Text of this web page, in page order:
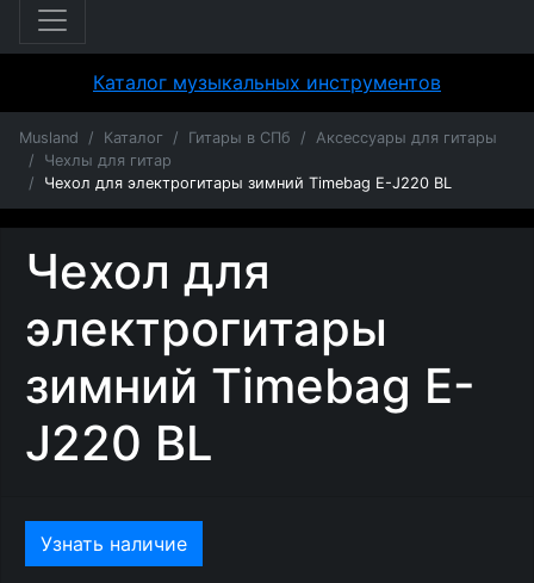
Каталог музыкальных инструментов
Musland Каталог Гитары в СПб
Аксессуары для гитары
Чехлы для гитар
Чехол для электрогитары зимний Timebag E-J220 BL
Чехол для
электрогитары
зимний Timebag E-
J220 BL
Узнать наличие